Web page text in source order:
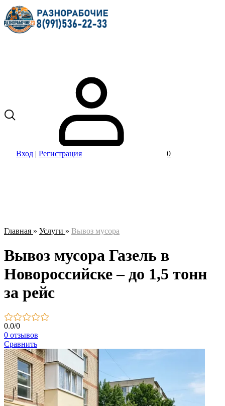
Вход | Регистрация 0
Главная » Услуги » Вывоз мусора
Вывоз мусора Газель в
Новороссийске – до 1,5 тонн
за рейс
0.0/0
0 отзывов
Сравнить